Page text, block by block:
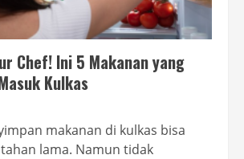
Chef! Ini 5 Makanan yang
Kulkas
makanan di kulkas bisa
lama. Namun tidak